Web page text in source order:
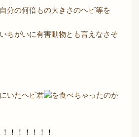
分の何倍もの大きさのヘビ等を
ちがいに有害動物とも言えなさそ
いたヘビ君
を食べちゃったのか
！！！！！！